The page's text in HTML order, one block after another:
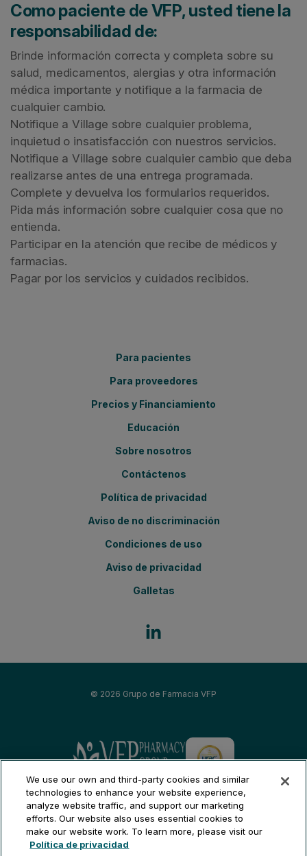
Como paciente de VFP, usted tiene la
responsabilidad de:
Brinde información correcta y completa sobre su
salud, medicamentos, alergias y otra información
médica importante y notifique a la farmacia de
cualquier cambio.
Notifique a Village sobre cualquier problema,
inquietud o insatisfacción con nuestros servicios.
Notifique a Village sobre cualquier cambio que deba
realizarse antes de una entrega programada.
Complete y devuelva los formularios requeridos.
Pida más información sobre cualquier cosa que no
entienda.
Participar en la atención que recibe de médicos y
farmacias.
Pagar por los servicios y cuidados recibidos.
Para pacientes
Para proveedores
Precios y Financiamiento
Educación
Sobre nosotros
Contáctenos
Política de privacidad
Aviso de no discriminación
Condiciones de uso
Aviso de privacidad
Galletas
© 2026 Grupo de Farmacia VFP
Fertilidad del pueblo - Boston
Fertilidad del pueblo - Chicago
Integridad Rx - Phoenix
Integridad Rx - Los Ángeles
Spanish
We use our own and third-party cookies and similar
technologies to enhance your website experience,
analyze website traffic, and support our marketing
efforts. Our website also uses essential cookies to
make our website work. To learn more, please visit our
Política de privacidad